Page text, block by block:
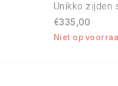
Unikko zijden
€335,00
Niet op